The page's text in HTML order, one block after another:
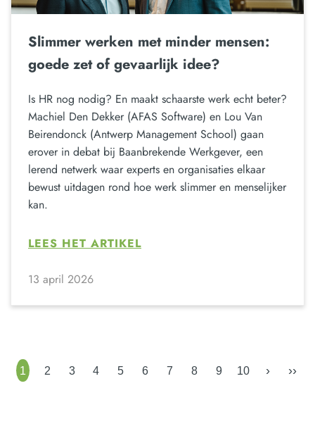
Slimmer werken met minder mensen:
goede zet of gevaarlijk idee?
Is HR nog nodig? En maakt schaarste werk echt beter?
Machiel Den Dekker (AFAS Software) en Lou Van
Beirendonck (Antwerp Management School) gaan
erover in debat bij Baanbrekende Werkgever, een
lerend netwerk waar experts en organisaties elkaar
bewust uitdagen rond hoe werk slimmer en menselijker
kan.
LEES HET ARTIKEL
13 april 2026
1 2 3 4 5 6 7 8 9 10 › ››